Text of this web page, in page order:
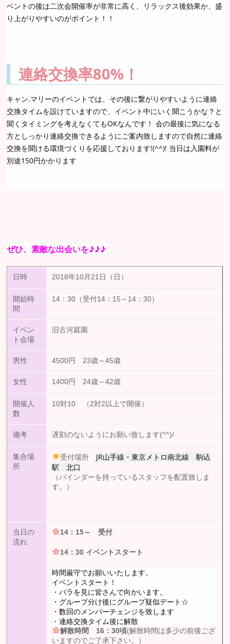
ベントの後は二次会開催率が非常に高く、リラックス後効果か、盛
り上がりやすいのがポイント！！
連絡交換率80%！
キャン.マリーのイベントでは、その後に繋がりやすいように連絡
交換タイムを設けていますので、イベント中にいく聞こうかな？と
聞くタイミングを考えなくてもOKなんです！ 会の最後に気になる
方としっかり連絡交換できるようにご案内致しますので自然に連絡
交換を聞ける環境づくりを応援しております!(^^)! 当日は入園料が
別途150円かかります
ぜひ、素敵な出会いを♪♪♪
日時 2018年10月21日（日）
開始時
間
14：30（受付14：15～14：30）
イベン
ト会場
旧古河庭園
男性 4500円 23歳～45歳
女性 1400円 24歳～42歳
開催人
数
10対10 （2対2以上で開催）
備考 遅刻のないようにお願い致します(^^)/
集合場
所
受付場所 JR山手線・東京メトロ南北線 駒込
駅 北口
（バインダーを持っているスタッフを配置致しま
す。）
当日の
流れ
14：15 ～ 受付
14：30 イベントスタート
時間厳守でお願いいたします。
イベントスタート！
・バラを見に皆さんで向かいます。
・グループ分け後にグループ疑似デート☆
・数回のメンバーチェンジを致します
・連絡交換タイム後に解散
解散時間 16：30頃(解散時間は多少の前後ござ
いますのでご了承下さい。）